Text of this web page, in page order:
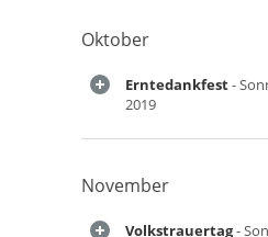
Oktober
Erntedankfest-
2019
November
Volkstrauertag-